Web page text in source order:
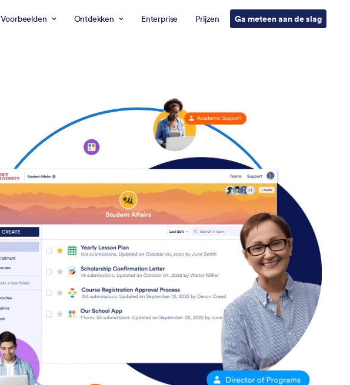
Voorbeelden Ontdekken Enterprise Prijzen Ga meteen aan de slag